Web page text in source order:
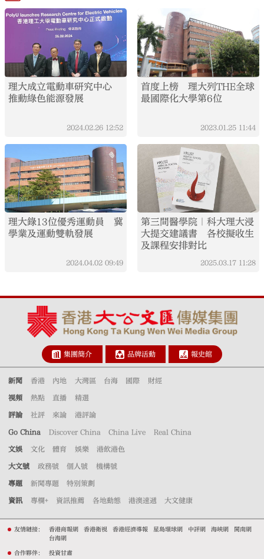
理大成立電動車研究中心
推動綠色能源發展
2024.02.26 12:52
首度上榜 理大列THE全球
最國際化大學第6位
2023.01.25 11:44
理大錄13位優秀運動員 冀
學業及運動雙軌發展
2024.04.02 09:49
第三間醫學院｜科大理大浸
大提交建議書 各校擬收生
及課程安排對比
2025.03.17 11:28
集團簡介 品牌活動 報史館
新聞 香港 內地 大灣區 台海 國際 財經
視頻 熱點 直播 精選
評論 社評 來論 港評論
Go China Discover China China Live Real China
文娛 文化 體育 娛樂 港飲港色
大文號 政務號 個人號 機構號
專題 新聞專題 特別策劃
資訊 專欄+ 資訊推薦 各地動態 港澳速遞 大文健康
友情鏈接： 香港商報網 香港衛視 香港經濟導報 星島環球網 中評網 海峽網
閩南網
台海網
合作夥伴： 投資甘肅